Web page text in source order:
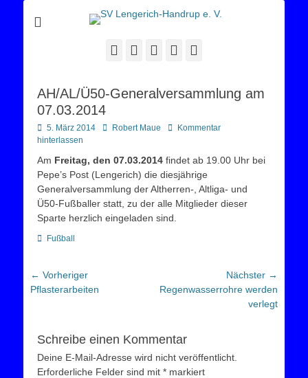
SV Lengerich-
Handrup e. V.
Sportverein Lengerich Handrup
Facebook
Twitter YouTube
AH/AL/Ü50-Generalversammlung am
07.03.2014
Posted
on
5. März 2014 AutorRobert Maue
Kommentar
hinterlassen
Am Freitag, den 07.03.2014 findet ab 19.00 Uhr bei
Pepe’s Post (Lengerich) die diesjährige
Generalversammlung der Altherren-, Altliga- und
Ü50-Fußballer statt, zu der alle Mitglieder dieser
Sparte herzlich eingeladen sind.
Kategorien
Fußball
Beitragsnavigation
← Vorheriger
Vorheriger
Pflasterarbeiten
Nächster →
Nächster
Regenwasserrohre werden
verlegt
Schreibe einen Kommentar
Deine E-Mail-Adresse wird nicht veröffentlicht.
Erforderliche Felder sind mit * markiert